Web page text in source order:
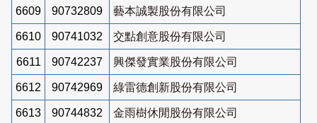
6609 90732809 藝本誠製股份有限公司
6610 90741032 交點創意股份有限公司
6611 90742237 興傑發實業股份有限公司
6612 90742969 綠雷德創新股份有限公司
6613 90744832 金雨樹休閒股份有限公司